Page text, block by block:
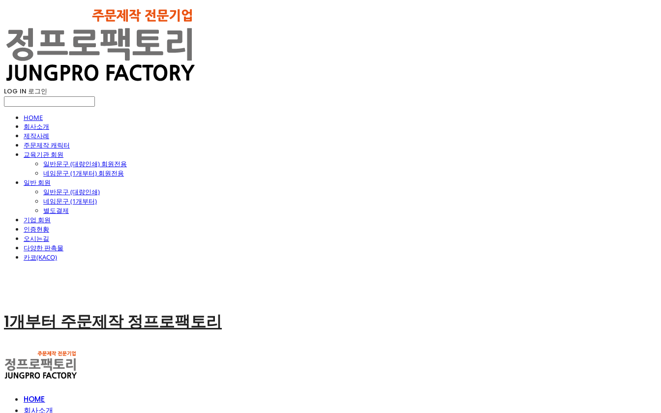
LOG IN 로그인
HOME
회사소개
제작사례
주문제작 캐릭터
교육기관 회원
일반문구 (대량인쇄) 회원전용
네임문구 (1개부터) 회원전용
일반 회원
일반문구 (대량인쇄)
네임문구 (1개부터)
별도결제
기업 회원
인증현황
오시는길
다양한 판촉물
카코(KACO)
1개부터 주문제작 정프로팩토리
HOME
회사소개